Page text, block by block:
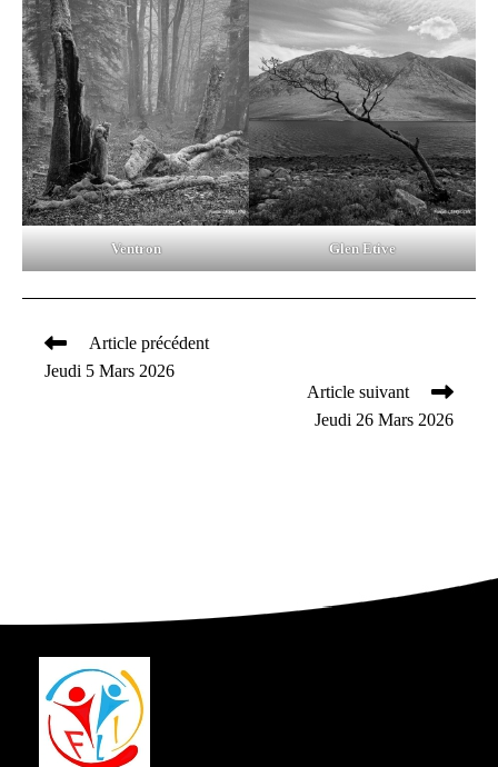
Ventron Glen Etive
Read
more
Article précédent
Jeudi 5 Mars 2026
Article suivant
Jeudi 26 Mars 2026